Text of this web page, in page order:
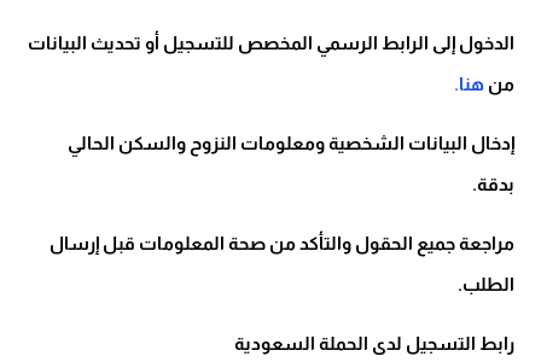
الدخول إلى الرابط الرسمي المخصص للتسجيل أو تحديث البيانات
منهنا.
إدخال البيانات الشخصية ومعلومات النزوح والسكن الحالي
بدقة.
مراجعة جميع الحقول والتأكد من صحة المعلومات قبل إرسال
الطلب.
رابط التسجيل لدى الحملة السعودية